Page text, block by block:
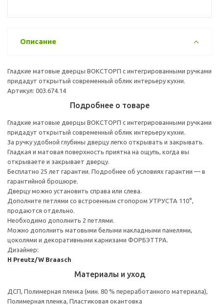
Описание
Гладкие матовые дверцы ВОКСТОРП с интегрированными ручками
придадут открытый современный облик интерьеру кухни.
Артикул: 003.674.14
Подробнее о товаре
Гладкие матовые дверцы ВОКСТОРП с интегрированными ручками
придадут открытый современный облик интерьеру кухни.
За ручку удобной глубины дверцу легко открывать и закрывать.
Гладкая и матовая поверхность приятна на ощупь, когда вы
открываете и закрывает дверцу.
Бесплатно 25 лет гарантии. Подробнее об условиях гарантии — в
гарантийной брошюре.
Дверцу можно установить справа или слева.
Дополните петлями со встроенным стопором УТРУСТА 110°,
продаются отдельно.
Необходимо дополнить 2 петлями.
Можно дополнить матовыми белыми накладными панелями,
цоколями и декоративными карнизами ФОРБЭТТРА.
Дизайнер:
H Preutz/W Braasch
Материалы и уход
ДСП, Полимерная пленка (мин. 80 % переработанного материала),
Полимерная пленка, Пластиковая окантовка